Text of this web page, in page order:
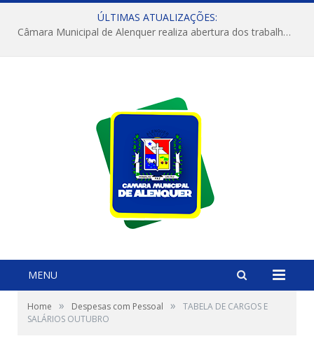
ÚLTIMAS ATUALIZAÇÕES:
Câmara Municipal de Alenquer realiza abertura dos trabalhos do 4º Período Legislativo
MENU
Home » Despesas com Pessoal »
TABELA DE CARGOS E
SALÁRIOS OUTUBRO